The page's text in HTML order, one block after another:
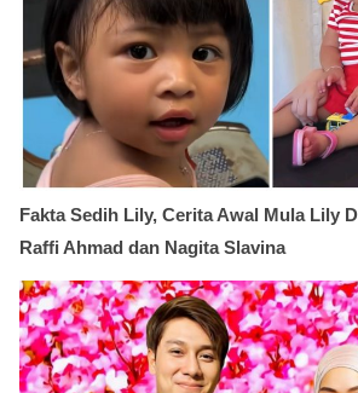
Fakta Sedih Lily, Cerita Awal Mula Lily
Raffi Ahmad dan Nagita Slavina